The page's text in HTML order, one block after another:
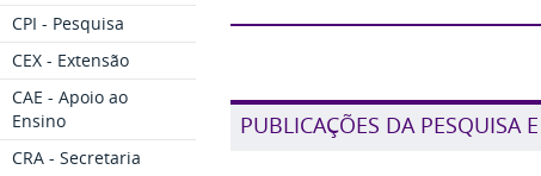
CPI - Pesquisa
CEX - Extensão
CAE - Apoio ao
Ensino
CRA - Secretaria
PUBLICAÇÕES DA PESQUISA